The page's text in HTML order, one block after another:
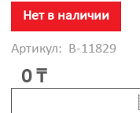
Нет в наличии
Артикул: B-11829
0 ₸